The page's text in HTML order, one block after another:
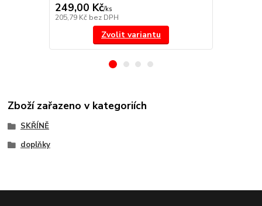
249,00 Kč/ks
205,79 Kč bez DPH
Zvolit variantu
Zboží zařazeno v kategoriích
SKŘÍNĚ
doplňky